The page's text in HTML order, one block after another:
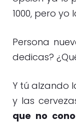
1000, pero
Persona
dedicas?
Y tú alzando
y las
que no